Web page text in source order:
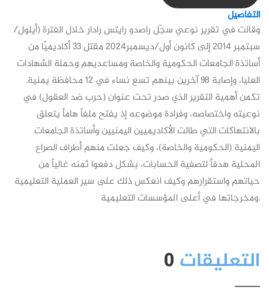
التفاصيل
وقالت في تقرير نوعي سجّل راصدو رايتس رادار خلال الفترة (أيلول/
سبتمبر 2014 إلى كانون أول/ديسمبر2024 مقتل 33 أكاديميًا من
أساتذة الجامعات الحكومية والخاصة ومساعديهم وحملة الشهادات
العليا، وإصابة 98 آخرين بينهم تسع نساء في 12 محافظة يمنية.
تكمن أهمية التقرير الذي صدر تحت عنوان (حرب ضد العقول) في
نوعيته واختصاصه، وفرادة موضوعه إذ يفتح ملفاً هاماً يتعلق
بالانتهاكات التي طالت الأكاديميين اليمنيين وأساتذة الجامعات
اليمنية (الحكومية والخاصة)، وكيف جعلت منهم أطراف الصراع
المحلية هدفاً لتصفية الحسابات، بشكل دفعوا ثمنه غالياً من
حياتهم واستقرارهم وكيف انعكس ذلك على سير العملية التعليمية
ومخرجاتها في أعلى المؤسسات التعليمية.
التعليقات